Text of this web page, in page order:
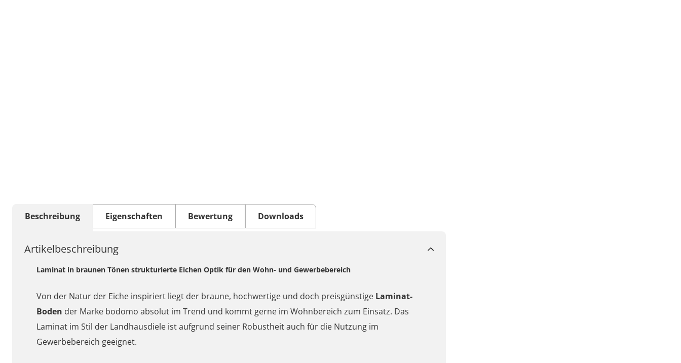
Beschreibung Eigenschaften Bewertung Downloads
Artikelbeschreibung
Laminat in braunen Tönen strukturierte Eichen Optik für den Wohn- und Gewerbebereich
Von der Natur der Eiche inspiriert liegt der braune, hochwertige und doch preisgünstige Laminat-
Boden der Marke bodomo absolut im Trend und kommt gerne im Wohnbereich zum Einsatz. Das
Laminat im Stil der Landhausdiele ist aufgrund seiner Robustheit auch für die Nutzung im
Gewerbebereich geeignet.